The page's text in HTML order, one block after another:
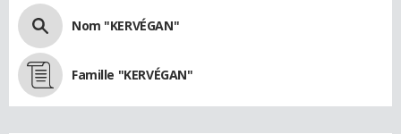
Nom "KERVÉGAN"
Famille "KERVÉGAN"